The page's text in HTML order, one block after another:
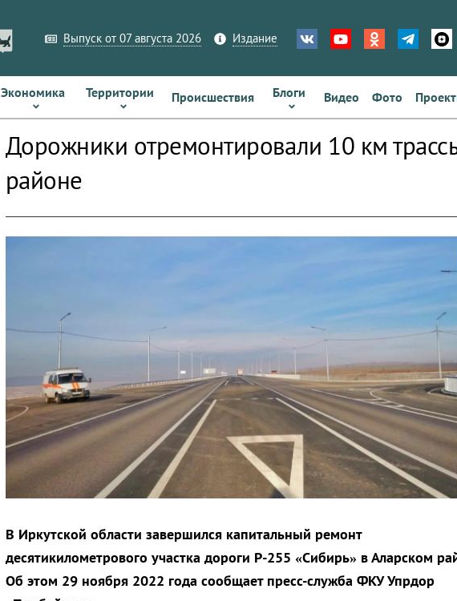
Выпуск от 07 августа 2026 Издание
Экономика Территории Происшествия Блоги Видео Фото
Дорожники отремонтировали 10 км
районе
В Иркутской области завершился капитальный ремонт
десятикилометрового участка дороги Р-255 «Сибирь» в Аларском
Об этом 29 ноября 2022 года сообщает пресс-служба ФКУ Упрдор